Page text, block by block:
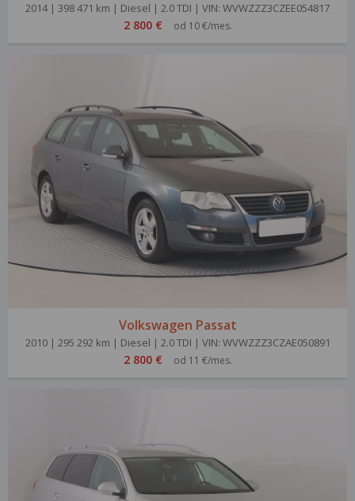
2014 | 398 471 km | Diesel | 2.0 TDI | VIN: WVWZZZ3CZEE054817
2 800 € od 10 €/mes.
Volkswagen Passat
2010 | 295 292 km | Diesel | 2.0 TDI | VIN: WVWZZZ3CZAE050891
2 800 € od 11 €/mes.